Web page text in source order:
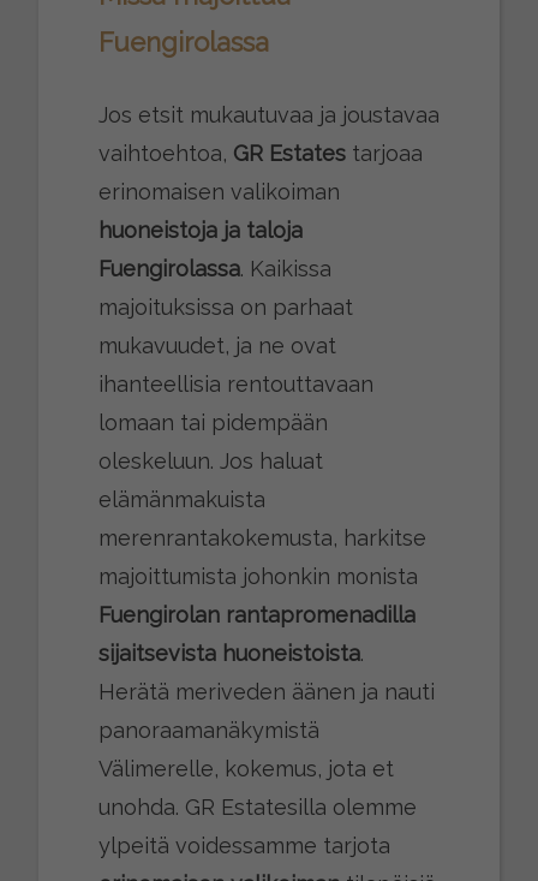
Fuengirolassa
Jos etsit mukautuvaa ja joustavaa
vaihtoehtoa, GR Estatestarjoaa
erinomaisen valikoiman
huoneistoja ja taloja
Fuengirolassa. Kaikissa
majoituksissa on parhaat
mukavuudet, ja ne ovat
ihanteellisia rentouttavaan
lomaan tai pidempään
oleskeluun. Jos haluat
elämänmakuista
merenrantakokemusta, harkitse
majoittumista johonkin monista
Fuengirolan rantapromenadilla
sijaitsevista huoneistoista.
Herätä meriveden äänen ja nauti
panoraamanäkymistä
Välimerelle, kokemus, jota et
unohda. GR Estatesilla olemme
ylpeitä voidessamme tarjota